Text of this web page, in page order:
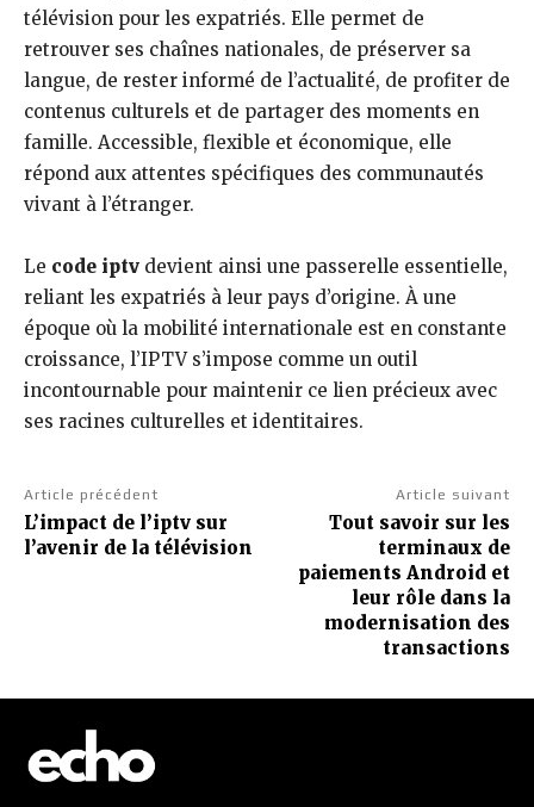
télévision pour les expatriés. Elle permet de
retrouver ses chaînes nationales, de préserver sa
langue, de rester informé de l’actualité, de profiter de
contenus culturels et de partager des moments en
famille. Accessible, flexible et économique, elle
répond aux attentes spécifiques des communautés
vivant à l’étranger.
Le code iptv devient ainsi une passerelle essentielle,
reliant les expatriés à leur pays d’origine. À une
époque où la mobilité internationale est en constante
croissance, l’IPTV s’impose comme un outil
incontournable pour maintenir ce lien précieux avec
ses racines culturelles et identitaires.
Article précédent
L’impact de l’iptv sur
l’avenir de la télévision
Article suivant
Tout savoir sur les
terminaux de
paiements Android et
leur rôle dans la
modernisation des
transactions